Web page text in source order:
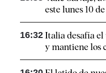
este lunes 10
16:32 Italia desafía
y mantiene los